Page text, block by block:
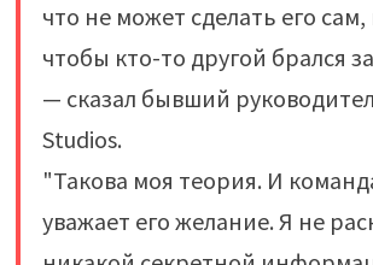
что не может сделать его
чтобы кто-то другой брался
— сказал бывший
Studios.
"Такова моя теория. И
уважает его желание. Я не